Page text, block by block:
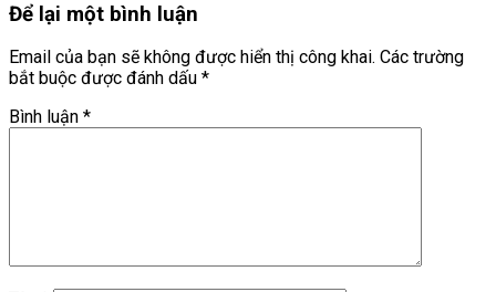
Để lại một bình luận
Email của bạn sẽ không được hiển thị công khai. Các trường
bắt buộc được đánh dấu *
Bình luận *